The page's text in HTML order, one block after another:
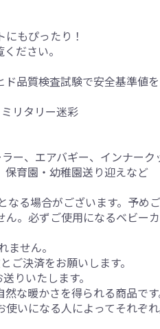
もぴったり！
ださい。
品質検査試験で安全基準値
リタリー迷彩
ー、エアバギー、インナーク
育園・幼稚園送り迎えなど
る場合がございます。予めご
。必ずご使用になるベビー
せん。
決済をお願いします。
りいたします。
な暖かさを得られる商品で
いになる人によってそれぞ